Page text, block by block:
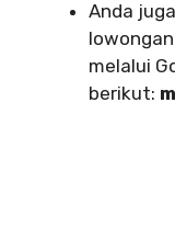
Anda
melalui
berikut: